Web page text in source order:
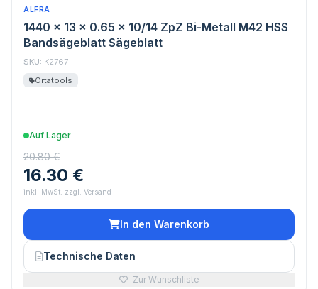
ALFRA
1440 x 13 x 0.65 x 10/14 ZpZ Bi-Metall M42 HSS
Bandsägeblatt Sägeblatt
SKU: K2767
Ortatools
Auf Lager
20.80 €
16.30 €
inkl. MwSt. zzgl. Versand
In den Warenkorb
Technische Daten
Zur Wunschliste